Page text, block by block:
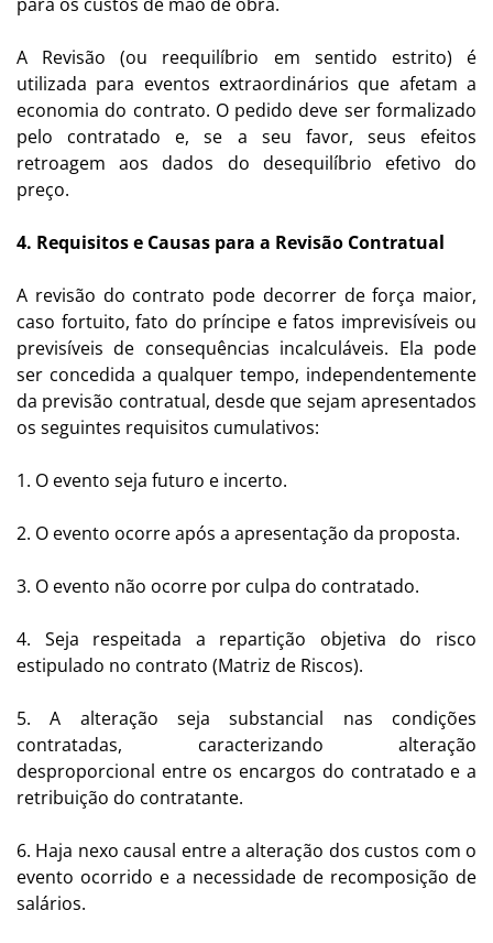
A Revisão (ou reequilíbrio em sentido estrito) é
utilizada para eventos extraordinários que afetam a
economia do contrato. O pedido deve ser formalizado
pelo contratado e, se a seu favor, seus efeitos
retroagem aos dados do desequilíbrio efetivo do
preço.
4. Requisitos e Causas para a Revisão Contratual
A revisão do contrato pode decorrer de força maior,
caso fortuito, fato do príncipe e fatos imprevisíveis ou
previsíveis de consequências incalculáveis. Ela pode
ser concedida a qualquer tempo, independentemente
da previsão contratual, desde que sejam apresentados
os seguintes requisitos cumulativos:
1. O evento seja futuro e incerto.
2. O evento ocorre após a apresentação da proposta.
3. O evento não ocorre por culpa do contratado.
4. Seja respeitada a repartição objetiva do risco
estipulado no contrato (Matriz de Riscos).
5. A alteração seja substancial nas condições
contratadas, caracterizando alteração
desproporcional entre os encargos do contratado e a
retribuição do contratante.
6. Haja nexo causal entre a alteração dos custos com o
evento ocorrido e a necessidade de recomposição de
salários.